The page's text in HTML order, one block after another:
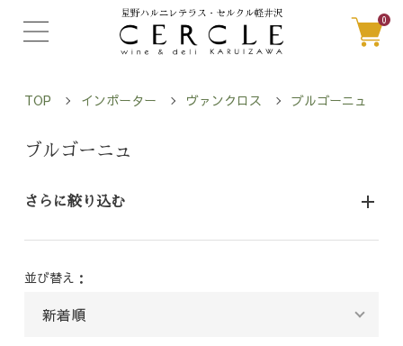
0
TOP インポーター ヴァンクロス ブルゴーニュ
ブルゴーニュ
さらに絞り込む
並び替え：